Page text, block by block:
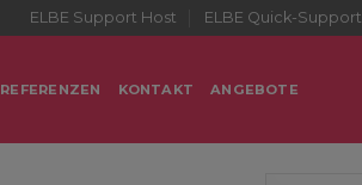
ELBE Support Host ELBE Quick-Support
REFERENZEN KONTAKT ANGEBOTE